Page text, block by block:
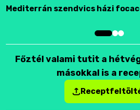
Mediterrán szendvics házi
Főztél valami tutit a
másokkal is a